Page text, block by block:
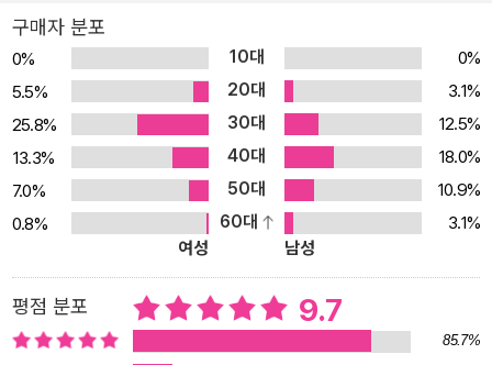
하지만 평범한 뺑소니 사건은 셔먼을 둘러싼 여러 인간 군상들과 선
정적인 언론에 의해 비도덕적이고 정치적인 대사건으로 급전환한다.
셔먼은 흑인 청년에게 범죄를 저지르고 은닉하려던 백인 남자로 낙인
찍히고, 그야말로 추락하기 시작하면서, 작품 속 인종 간, 계층 간 대
결구도는 아슬아슬하고도 흥미롭게 펼쳐진다. 한 건의 특종으로 재기
를 노리는 알코올 중독자인 영국 출신 기자, 타락한 인권 변호사, 선거
를 목전에 두고 흑인 사회의 지지가 필요한 검사, 흑인 시민운동가이
기도 하면서 교회 기부금을 빼돌리는 데 혈안이 된 목사 등. 셔먼 주위
의 여러 인물들은 누구 하나 사건의 진실 여부에는 관심이 없다. 그들
은 자신의 욕망만을 충족시키기 위해 사실을 왜곡하고 조작한다. 그
들 어느 누구에게도 진실은 중요하지 않다. 어쩌면 우리 모두는 각자
허영과 탐욕을 채우기 위해 자신의 양심을 저버리며 살아가는 것인지
구매자 분포
0% 10대
0%
5.5%
20대
3.1%
25.8%
30대
12.5%
13.3%
40대
18.0%
7.0%
50대
10.9%
0.8%
60대
3.1%
여성
남성
평점 분포 9.7
85.7%